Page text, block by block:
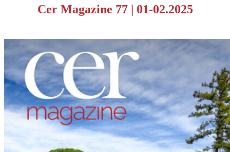
Cer Magazine 77 | 01-02.2025